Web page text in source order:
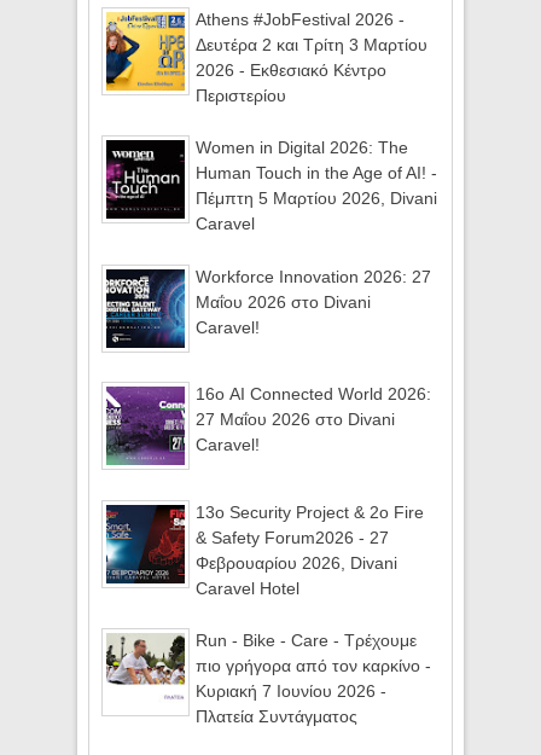
Athens #JobFestival 2026 -
Δευτέρα 2 και Τρίτη 3 Μαρτίου
2026 - Εκθεσιακό Κέντρο
Περιστερίου
Women in Digital 2026: The
Human Touch in the Age of AI! -
Πέμπτη 5 Μαρτίου 2026, Divani
Caravel
Workforce Innovation 2026: 27
Μαΐου 2026 στο Divani
Caravel!
16ο AI Connected World 2026:
27 Μαΐου 2026 στο Divani
Caravel!
13ο Security Project & 2ο Fire
& Safety Forum2026 - 27
Φεβρουαρίου 2026, Divani
Caravel Hotel
Run - Bike - Care - Τρέχουμε
πιο γρήγορα από τον καρκίνο -
Κυριακή 7 Ιουνίου 2026 -
Πλατεία Συντάγματος